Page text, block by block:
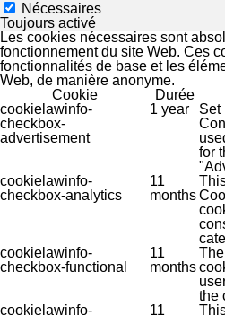
Nécessaires
Toujours activé
Les cookies nécessaires sont
fonctionnement du site Web. Ces
fonctionnalités de base et les
Web, de manière anonyme.
Cookie
Durée
cookielawinfo-
checkbox-
advertisement
1 year
Set
for
cookielawinfo-
checkbox-analytics
11
months
cookielawinfo-
checkbox-functional
11
months
the
cookielawinfo-
11